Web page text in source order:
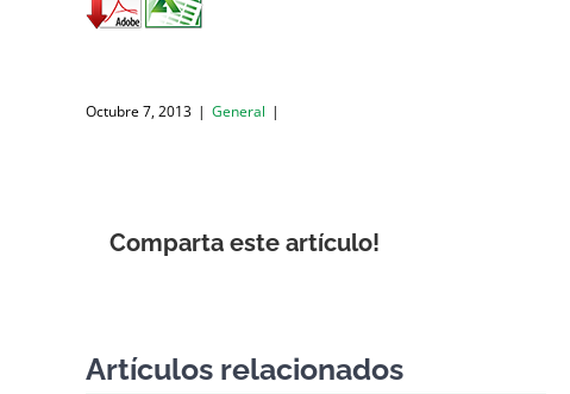
Octubre 7, 2013 | General |
Comparta este artículo!
Artículos relacionados